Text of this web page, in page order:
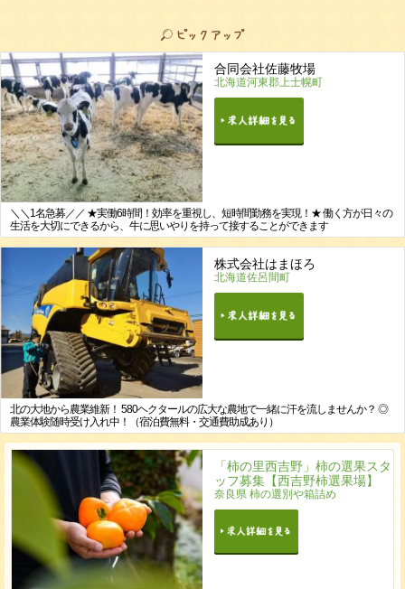
合同会社佐藤牧場
北海道河東郡上士幌町
＼＼1名急募／／ ★実働6時間！効率を重視し、短時間勤務を実現！★ 働く方が日々の
生活を大切にできるから、牛に思いやりを持って接することができます
株式会社はまほろ
北海道佐呂間町
北の大地から農業維新！ 580ヘクタールの広大な農地で一緒に汗を流しませんか？ ◎
農業体験随時受け入れ中！（宿泊費無料・交通費助成あり）
「柿の里西吉野」柿の選果スタ
ッフ募集【西吉野柿選果場】
奈良県 柿の選別や箱詰め